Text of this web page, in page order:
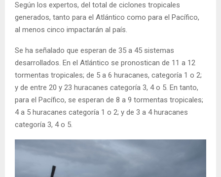
Según los expertos, del total de ciclones tropicales
generados, tanto para el Atlántico como para el Pacífico,
al menos cinco impactarán al país.
Se ha señalado que esperan de 35 a 45 sistemas
desarrollados. En el Atlántico se pronostican de 11 a 12
tormentas tropicales; de 5 a 6 huracanes, categoría 1 o 2;
y de entre 20 y 23 huracanes categoría 3, 4 o 5. En tanto,
para el Pacífico, se esperan de 8 a 9 tormentas tropicales;
4 a 5 huracanes categoría 1 o 2; y de 3 a 4 huracanes
categoría 3, 4 o 5.